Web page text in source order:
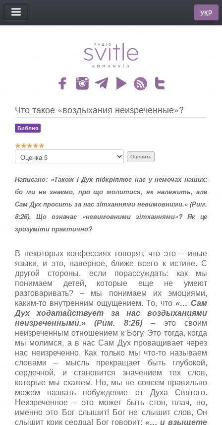
МЕНЮ
УКР
Что такое «воздыхания неизреченные»?
Библия
Р
й
и
н
г
:
5
/
5
о
а
л
й
с
а
о
ц
е
н
и
т
е
Написано: «Також i Дух пiдкрiплює нас у немочах наших:
бо ми не знаємо‚ про що молитися‚ як належить, але
Сам Дух просить за нас зiт­ханнями невимовними.» (Рим.
8:26). Що означає «невимовними зітханнями»? Як це
зрозуміти практично?
В некоторых конфессиях говорят, что это – иные
языки, и это, наверное, ближе всего к истине. С
другой стороны, если порассуждать: как мы
понимаем детей, которые еще не умеют
разговаривать? – мы понимаем их эмоциями,
каким-то внутренним ощущением. То, что «… Сам
Дух ходатайствует за нас воздыханиями
неизреченными.» (Рим. 8:26)– это своим
неизреченным отношением к Богу. Это тогда, когда
мы молимся, а в нас Сам Дух проващивает через
нас неизреченно. Как только мы что-то называем
словами – мысль прекращает быть глубокой,
сердечной, и становится значением тех слов,
которые мы скажем. Но, мы не совсем правильно
можем назвать побуждение от Духа Святого.
Неизреченное – это может быть стон, плач, но,
именно это Бог слышит! Бог не слышит слов, Он
слышит крик сердца! Бог говорит: «… и взыщете